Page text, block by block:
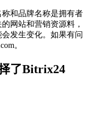
和品牌名称是拥有者
网站和营销资源料，
发生变化。如果有问
。
了Bitrix24